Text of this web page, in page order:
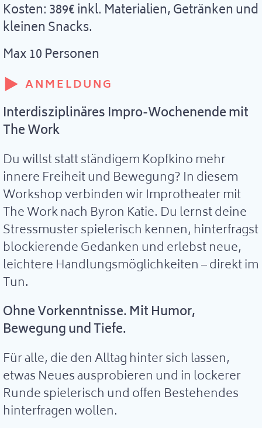
Kosten: 389€ inkl. Materialien, Getränken und
kleinen Snacks.
Max 10 Personen
ANMELDUNG
Interdisziplinäres Impro-Wochenende mit
The Work
Du willst statt ständigem Kopfkino mehr
innere Freiheit und Bewegung? In diesem
Workshop verbinden wir Improtheater mit
The Work nach Byron Katie. Du lernst deine
Stressmuster spielerisch kennen, hinterfragst
blockierende Gedanken und erlebst neue,
leichtere Handlungsmöglichkeiten – direkt im
Tun.
Ohne Vorkenntnisse. Mit Humor,
Bewegung und Tiefe.
Für alle, die den Alltag hinter sich lassen,
etwas Neues ausprobieren und in lockerer
Runde spielerisch und offen Bestehendes
hinterfragen wollen.